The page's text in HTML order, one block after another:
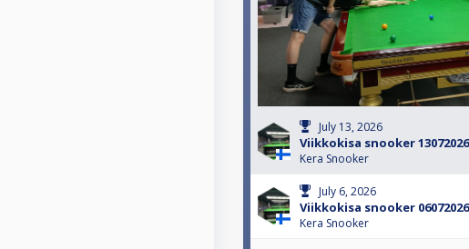
July 13, 2026
Viikkokisa snooker 13072026
Kera Snooker
July 6, 2026
Viikkokisa snooker 06072026
Kera Snooker